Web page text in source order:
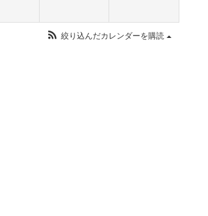
絞り込んだカレンダーを購読